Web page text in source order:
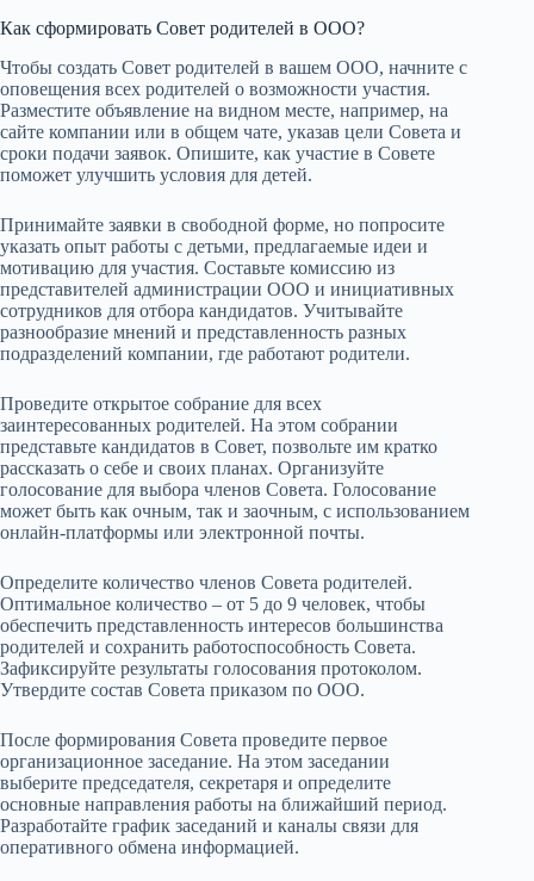
Как сформировать Совет родителей в ООО?
Чтобы создать Совет родителей в вашем ООО, начните с
оповещения всех родителей о возможности участия.
Разместите объявление на видном месте, например, на
сайте компании или в общем чате, указав цели Совета и
сроки подачи заявок. Опишите, как участие в Совете
поможет улучшить условия для детей.
Принимайте заявки в свободной форме, но попросите
указать опыт работы с детьми, предлагаемые идеи и
мотивацию для участия. Составьте комиссию из
представителей администрации ООО и инициативных
сотрудников для отбора кандидатов. Учитывайте
разнообразие мнений и представленность разных
подразделений компании, где работают родители.
Проведите открытое собрание для всех
заинтересованных родителей. На этом собрании
представьте кандидатов в Совет, позвольте им кратко
рассказать о себе и своих планах. Организуйте
голосование для выбора членов Совета. Голосование
может быть как очным, так и заочным, с использованием
онлайн-платформы или электронной почты.
Определите количество членов Совета родителей.
Оптимальное количество – от 5 до 9 человек, чтобы
обеспечить представленность интересов большинства
родителей и сохранить работоспособность Совета.
Зафиксируйте результаты голосования протоколом.
Утвердите состав Совета приказом по ООО.
После формирования Совета проведите первое
организационное заседание. На этом заседании
выберите председателя, секретаря и определите
основные направления работы на ближайший период.
Разработайте график заседаний и каналы связи для
оперативного обмена информацией.